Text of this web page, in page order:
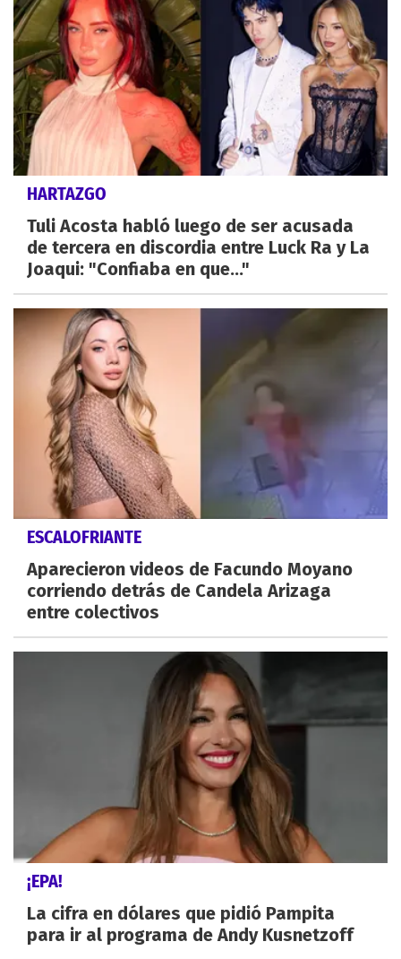
HARTAZGO
Tuli Acosta habló luego de ser acusada
de tercera en discordia entre Luck Ra y La
Joaqui: "Confiaba en que..."
ESCALOFRIANTE
Aparecieron videos de Facundo Moyano
corriendo detrás de Candela Arizaga
entre colectivos
¡EPA!
La cifra en dólares que pidió Pampita
para ir al programa de Andy Kusnetzoff